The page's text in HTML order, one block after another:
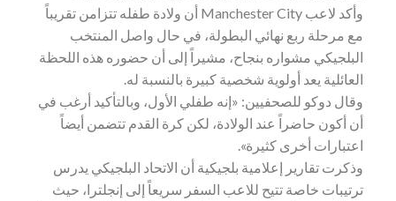
وأكد لاعب Manchester City أن ولادة طفله تتزامن تقريباً
مع مرحلة ربع نهائي البطولة، في حال واصل المنتخب
البلجيكي مشواره بنجاح، مشيراً إلى أن حضوره هذه اللحظة
العائلية يعد أولوية شخصية كبيرة بالنسبة له.
وقال دوكو للصحفيين: «إنه طفلي الأول، وبالتأكيد أرغب في
أن أكون حاضراً عند الولادة، لكن كرة القدم تتضمن أيضاً
اعتبارات أخرى كثيرة».
وذكرت تقارير إعلامية بلجيكية أن الاتحاد البلجيكي يدرس
ترتيبات خاصة تتيح للاعب السفر سريعاً إلى إنجلترا، حيث